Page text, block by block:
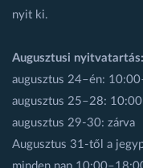
nyit ki.
Augusztusi nyitvatartás:
augusztus 24–én:
augusztus 25–28:
augusztus 29-30: zárva
Augusztus 31-től a